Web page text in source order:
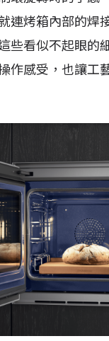
連烤箱內部的焊
些看似不起眼的
作感受，也讓工